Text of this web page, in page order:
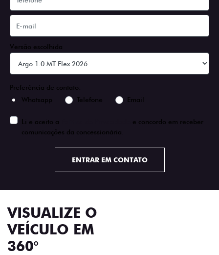
Versão escolhida
Preferência de contato:
Whatsapp
Telefone Email
Li e aceito a
e concordo em receber
comunicações da concessionária.
ENTRAR EM CONTATO
VISUALIZE O
VEÍCULO EM
360°